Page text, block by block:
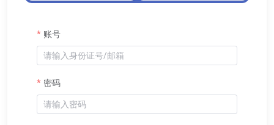
账号
密码